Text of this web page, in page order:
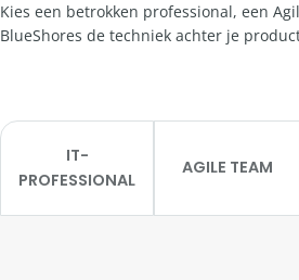
Kies een betrokken professional, een
BlueShores de techniek achter je
IT-
PROFESSIONAL
AGILE TEAM